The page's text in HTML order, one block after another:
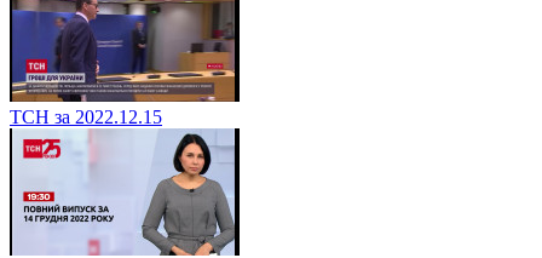
ТСН за 2022.12.15